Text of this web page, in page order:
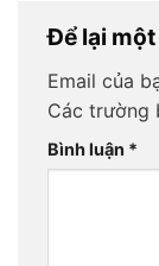
Để lại
Email của
Các trường
Bình luận *